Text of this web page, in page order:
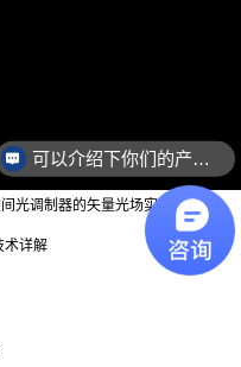
光调制器的矢量光场实验系统
术详解
可以介绍下你们的产品么？